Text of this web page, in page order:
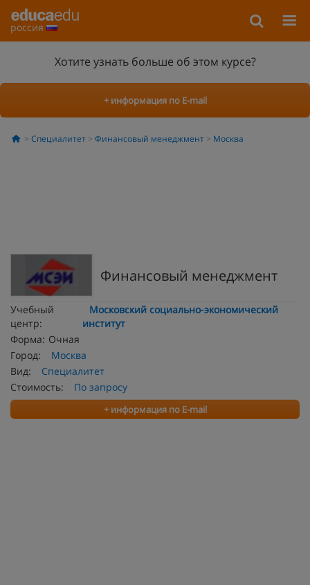
россия
Хотите узнать больше об этом курсе?
+ информация по E-mail
Специалитет Финансовый менеджмент Москва
Финансовый менеджмент
Учебный
центр:
Московский социально-экономический
институт
Форма: Очная
Город:
Москва
Вид:
Специалитет
Стоимость:
По запросу
+ информация по E-mail